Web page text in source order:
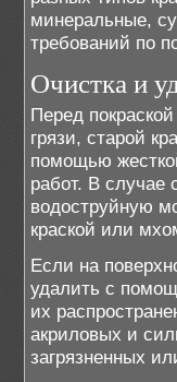
минеральные,
требований по
Очистка и
Перед
грязи, старой
помощью
работ. В случае
водоструйную
краской или
Если на
удалить с
их
акриловых и
загрязненных